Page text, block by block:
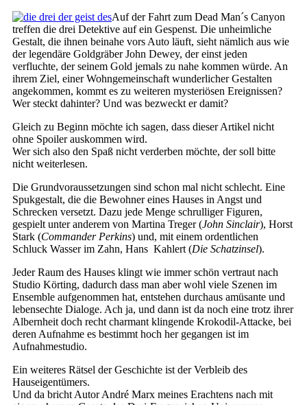
Auf der Fahrt zum Dead Man´s Canyon
treffen die drei Detektive auf ein Gespenst. Die unheimliche
Gestalt, die ihnen beinahe vors Auto läuft, sieht nämlich aus wie
der legendäre Goldgräber John Dewey, der einst jeden
verfluchte, der seinem Gold jemals zu nahe kommen würde. An
ihrem Ziel, einer Wohngemeinschaft wunderlicher Gestalten
angekommen, kommt es zu weiteren mysteriösen Ereignissen?
Wer steckt dahinter? Und was bezweckt er damit?
Gleich zu Beginn möchte ich sagen, dass dieser Artikel nicht
ohne Spoiler auskommen wird.
Wer sich also den Spaß nicht verderben möchte, der soll bitte
nicht weiterlesen.
Die Grundvoraussetzungen sind schon mal nicht schlecht. Eine
Spukgestalt, die die Bewohner eines Hauses in Angst und
Schrecken versetzt. Dazu jede Menge schrulliger Figuren,
gespielt unter anderem von Martina Treger (John Sinclair), Horst
Stark (Commander Perkins) und, mit einem ordentlichen
Schluck Wasser im Zahn, Hans Kahlert (Die Schatzinsel).
Jeder Raum des Hauses klingt wie immer schön vertraut nach
Studio Körting, dadurch dass man aber wohl viele Szenen im
Ensemble aufgenommen hat, entstehen durchaus amüsante und
lebensechte Dialoge. Ach ja, und dann ist da noch eine trotz ihrer
Albernheit doch recht charmant klingende Krokodil-Attacke, bei
deren Aufnahme es bestimmt hoch her gegangen ist im
Aufnahmestudio.
Ein weiteres Rätsel der Geschichte ist der Verbleib des
Hauseigentümers.
Und da bricht Autor André Marx meines Erachtens nach mit